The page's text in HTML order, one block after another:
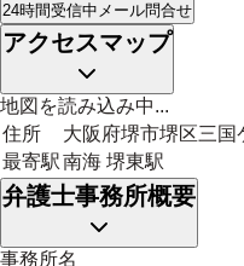
24時間受信中 メール問合せ
アクセスマップ
地図を読み込み中...
住所
大阪府堺市堺区三
最寄駅南海 堺東駅
弁護士事務所概要
事務所名